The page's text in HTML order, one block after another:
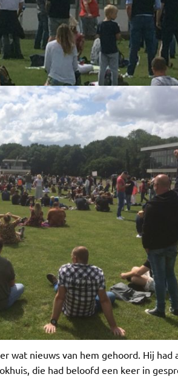
wat nieuws van hem gehoord. Hij
die had beloofd een keer in